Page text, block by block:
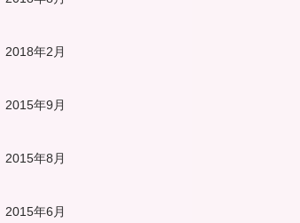
2018年2月
2015年9月
2015年8月
2015年6月